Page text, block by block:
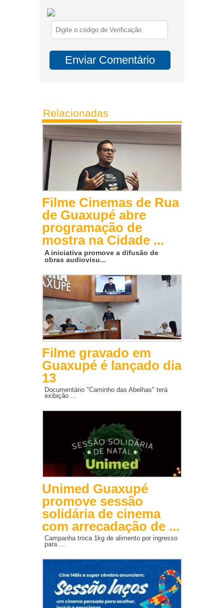
Relacionadas
Filme Cinemas de Rua
de Guaxupé abre
programação de
mostra na Cidade ...
A iniciativa promove a difusão de
obras audiovisu...
Filme gravado em
Guaxupé é lançado dia
13
Documentário "Caminho das Abelhas" terá
exibição ...
Unimed Guaxupé
promove sessão
solidária de cinema
com arrecadação de ...
Campanha troca 1kg de alimento por ingresso
para ...